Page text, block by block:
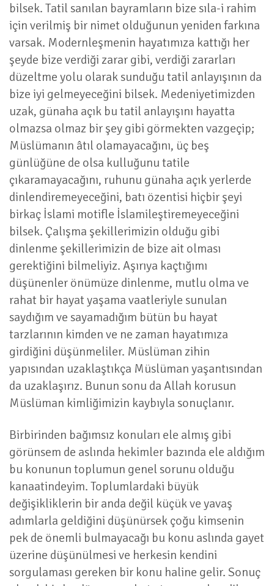
bilsek. Tatil sanılan bayramların bize sıla-i rahim
için verilmiş bir nimet olduğunun yeniden farkına
varsak. Modernleşmenin hayatımıza kattığı her
şeyde bize verdiği zarar gibi, verdiği zararları
düzeltme yolu olarak sunduğu tatil anlayışının da
bize iyi gelmeyeceğini bilsek. Medeniyetimizden
uzak, günaha açık bu tatil anlayışını hayatta
olmazsa olmaz bir şey gibi görmekten vazgeçip;
Müslümanın âtıl olamayacağını, üç beş
günlüğüne de olsa kulluğunu tatile
çıkaramayacağını, ruhunu günaha açık yerlerde
dinlendiremeyeceğini, batı özentisi hiçbir şeyi
birkaç İslami motifle İslamileştiremeyeceğini
bilsek. Çalışma şekillerimizin olduğu gibi
dinlenme şekillerimizin de bize ait olması
gerektiğini bilmeliyiz. Aşırıya kaçtığımı
düşünenler önümüze dinlenme, mutlu olma ve
rahat bir hayat yaşama vaatleriyle sunulan
saydığım ve sayamadığım bütün bu hayat
tarzlarının kimden ve ne zaman hayatımıza
girdiğini düşünmeliler. Müslüman zihin
yapısından uzaklaştıkça Müslüman yaşantısından
da uzaklaşırız. Bunun sonu da Allah korusun
Müslüman kimliğimizin kaybıyla sonuçlanır.
Birbirinden bağımsız konuları ele almış gibi
görünsem de aslında hekimler bazında ele aldığım
bu konunun toplumun genel sorunu olduğu
kanaatindeyim. Toplumlardaki büyük
değişikliklerin bir anda değil küçük ve yavaş
adımlarla geldiğini düşünürsek çoğu kimsenin
pek de önemli bulmayacağı bu konu aslında gayet
üzerine düşünülmesi ve herkesin kendini
sorgulaması gereken bir konu haline gelir. Sonuç